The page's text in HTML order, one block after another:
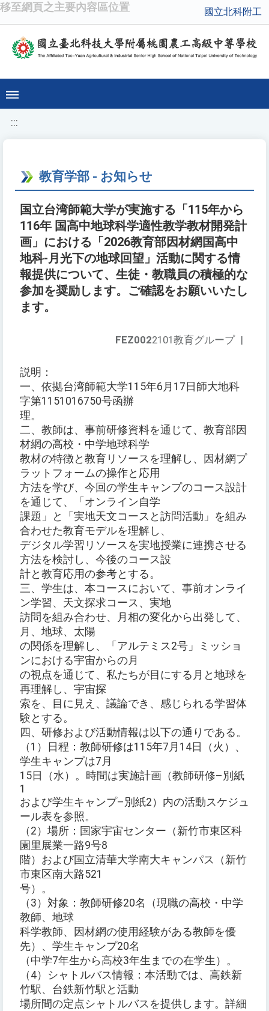
移至網頁之主要內容區位置 國立北科附工
:::
教育学部 - お知らせ
国立台湾師範大学が実施する「115年から
116年 国高中地球科学適性教学教材開発計
画」における「2026教育部因材網国高中
地科-月光下の地球回望」活動に関する情
報提供について、生徒・教職員の積極的な
参加を奨励します。ご確認をお願いいたし
ます。
FEZ0022101教育グループ |
説明：
一、依拠台湾師範大学115年6月17日師大地科
字第1151016750号函辦
理。
二、教師は、事前研修資料を通じて、教育部因
材網の高校・中学地球科学
教材の特徴と教育リソースを理解し、因材網プ
ラットフォームの操作と応用
方法を学び、今回の学生キャンプのコース設計
を通じて、「オンライン自学
課題」と「実地天文コースと訪問活動」を組み
合わせた教育モデルを理解し、
デジタル学習リソースを実地授業に連携させる
方法を検討し、今後のコース設
計と教育応用の参考とする。
三、学生は、本コースにおいて、事前オンライ
ン学習、天文探求コース、実地
訪問を組み合わせ、月相の変化から出発して、
月、地球、太陽
の関係を理解し、「アルテミス2号」ミッショ
ンにおける宇宙からの月
の視点を通じて、私たちが目にする月と地球を
再理解し、宇宙探
索を、目に見え、議論でき、感じられる学習体
験とする。
四、研修および活動情報は以下の通りである。
（1）日程：教師研修は115年7月14日（火）、
学生キャンプは7月
15日（水）。時間は実施計画（教師研修–別紙
1
および学生キャンプ–別紙2）内の活動スケジュ
ール表を参照。
（2）場所：国家宇宙センター（新竹市東区科
園里展業一路9号8
階）および国立清華大学南大キャンパス（新竹
市東区南大路521
号）。
（3）対象：教師研修20名（現職の高校・中学
教師、地球
科学教師、因材網の使用経験がある教師を優
先）、学生キャンプ20名
（中学7年生から高校3年生までの在学生）。
（4）シャトルバス情報：本活動では、高鉄新
竹駅、台鉄新竹駅と活動
場所間の定点シャトルバスを提供します。詳細